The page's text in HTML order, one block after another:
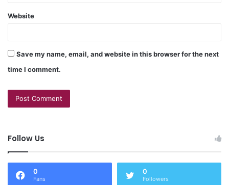
Website
Save my name, email, and website in this browser for the next
time I comment.
Follow Us
0
Fans
0
Followers